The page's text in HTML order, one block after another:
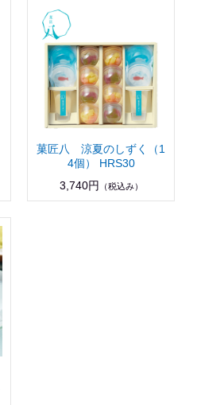
菓匠八 涼夏のしずく（1
4個） HRS30
3,740円
（税込み）